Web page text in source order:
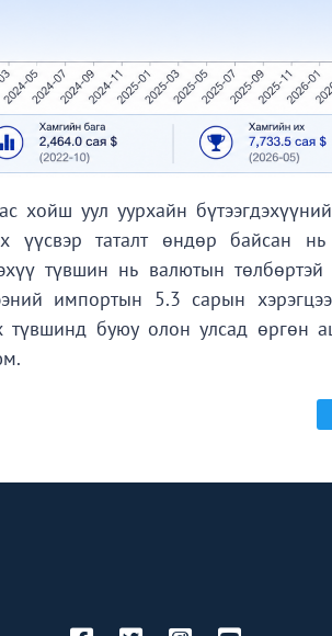
хойш уул уурхайн
үүсвэр таталт өндөр байсан нь
түвшин нь валютын төлбөртэй
импортын 5.3 сарын
түвшинд буюу олон улсад өргөн